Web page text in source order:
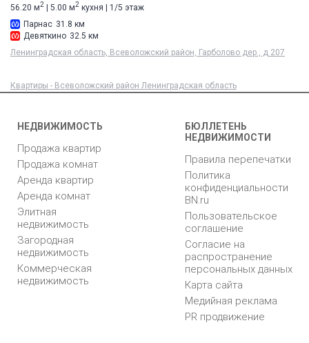
56.20 м2 | 5.00 м2 кухня | 1/5 этаж
Парнас 31.8 км
Девяткино 32.5 км
Ленинградская область, Всеволожский район, Гарболово дер., д 207
Квартиры - Всеволожский район Ленинградская область
НЕДВИЖИМОСТЬ
Продажа квартир
Продажа комнат
Аренда квартир
Аренда комнат
Элитная
недвижимость
Загородная
недвижимость
Коммерческая
недвижимость
БЮЛЛЕТЕНЬ
НЕДВИЖИМОСТИ
Правила перепечатки
Политика
конфиденциальности
BN.ru
Пользовательское
соглашение
Согласие на
распространение
персональных данных
Карта сайта
Медийная реклама
PR продвижение